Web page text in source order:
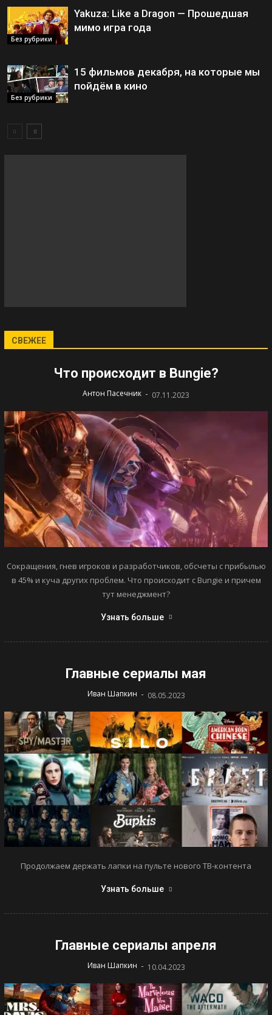
Без рубрики
Yakuza: Like a Dragon — Прошедшая
мимо игра года
Без рубрики
15 фильмов декабря, на которые мы
пойдём в кино
СВЕЖЕЕ
Что происходит в Bungie?
Антон Пасечник - 07.11.2023
Сокращения, гнев игроков и разработчиков, обсчеты с прибылью
в 45% и куча других проблем. Что происходит с Bungie и причем
тут менеджмент?
Узнать больше
Главные сериалы мая
Иван Шапкин - 08.05.2023
Продолжаем держать лапки на пульте нового ТВ-контента
Узнать больше
Главные сериалы апреля
Иван Шапкин - 10.04.2023